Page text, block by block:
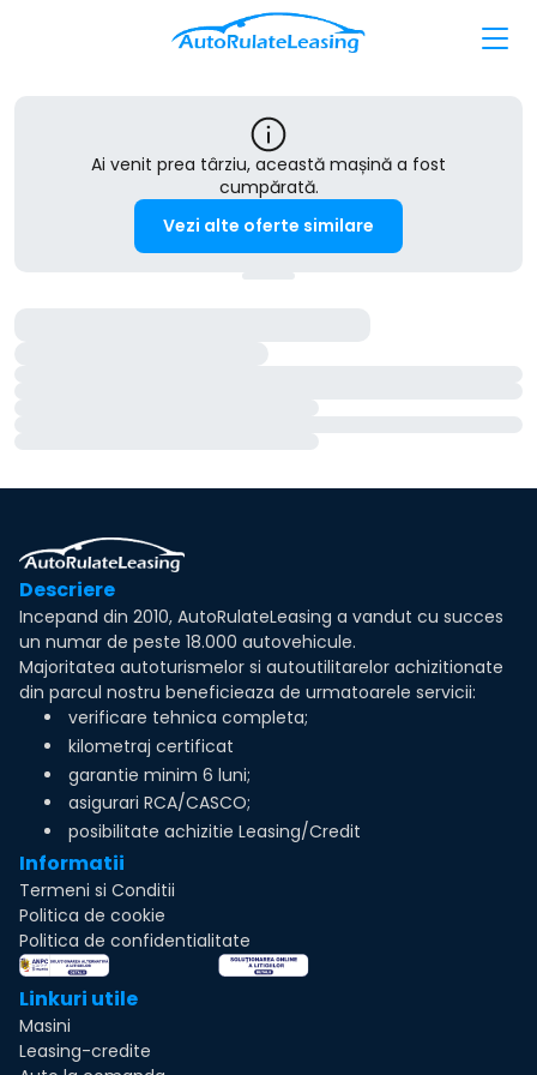
Ai venit prea târziu, această mașină a fost
cumpărată.
Vezi alte oferte similare
Descriere
Incepand din 2010, AutoRulateLeasing a vandut cu succes
un numar de peste 18.000 autovehicule.
Majoritatea autoturismelor si autoutilitarelor achizitionate
din parcul nostru beneficieaza de urmatoarele servicii:
verificare tehnica completa;
kilometraj certificat
garantie minim 6 luni;
asigurari RCA/CASCO;
posibilitate achizitie Leasing/Credit
Informatii
Termeni si Conditii
Politica de cookie
Politica de confidentialitate
Linkuri utile
Masini
Leasing-credite